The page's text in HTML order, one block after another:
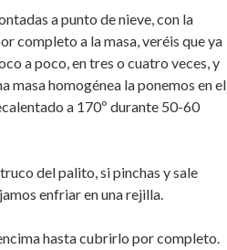
a punto de nieve, con la
completo a la masa, veréis que ya
a poco, en tres o cuatro veces, y
masa homogénea la ponemos en el
a 170º durante 50-60
del palito, si pinchas y sale
enfriar en una rejilla.
hasta cubrirlo por completo.